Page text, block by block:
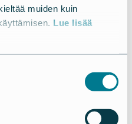
muiden kuin
Lue lisää